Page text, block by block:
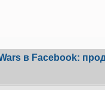
в Facebook: